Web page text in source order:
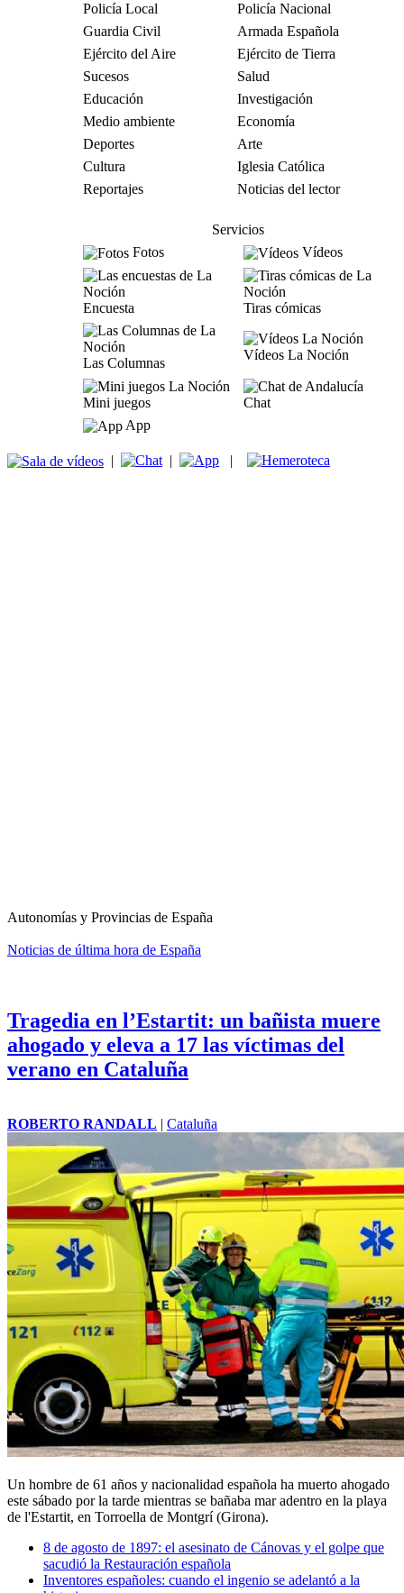
Policía Local
Policía Nacional
Guardia Civil
Armada Española
Ejército del Aire
Ejército de Tierra
Sucesos
Salud
Educación
Investigación
Medio ambiente
Economía
Deportes
Arte
Cultura
Iglesia Católica
Reportajes
Noticias del lector
Servicios
Fotos
Vídeos
Encuesta Tiras cómicas
Las Columnas
Vídeos La Noción
Mini juegos
Chat
App
| | |
Autonomías y Provincias de España
Noticias de última hora de España
Tragedia en l’Estartit: un bañista muere
ahogado y eleva a 17 las víctimas del
verano en Cataluña
ROBERTO RANDALL | Cataluña
Un hombre de 61 años y nacionalidad española ha muerto ahogado
este sábado por la tarde mientras se bañaba mar adentro en la playa
de l'Estartit, en Torroella de Montgrí (Girona).
8 de agosto de 1897: el asesinato de Cánovas y el golpe que
sacudió la Restauración española
Inventores españoles: cuando el ingenio se adelantó a la